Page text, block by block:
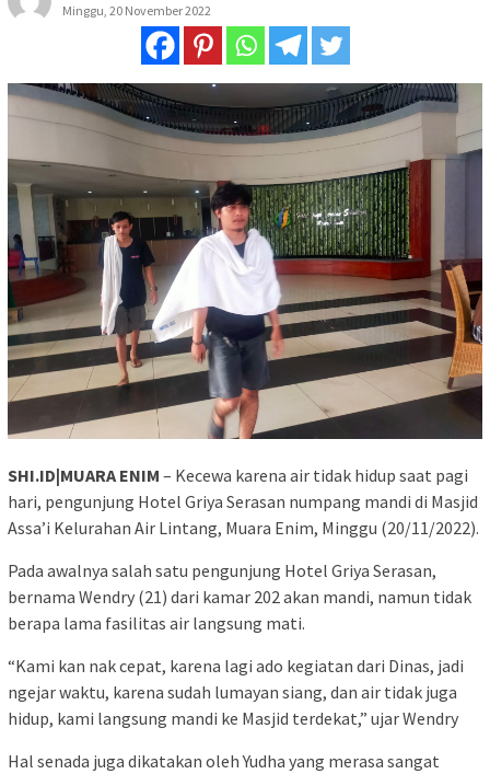
Minggu, 20 November 2022
SHI.ID|MUARA ENIM – Kecewa karena air tidak hidup saat pagi
hari, pengunjung Hotel Griya Serasan numpang mandi di Masjid
Assa’i Kelurahan Air Lintang, Muara Enim, Minggu (20/11/2022).
Pada awalnya salah satu pengunjung Hotel Griya Serasan,
bernama Wendry (21) dari kamar 202 akan mandi, namun tidak
berapa lama fasilitas air langsung mati.
“Kami kan nak cepat, karena lagi ado kegiatan dari Dinas, jadi
ngejar waktu, karena sudah lumayan siang, dan air tidak juga
hidup, kami langsung mandi ke Masjid terdekat,” ujar Wendry
Hal senada juga dikatakan oleh Yudha yang merasa sangat